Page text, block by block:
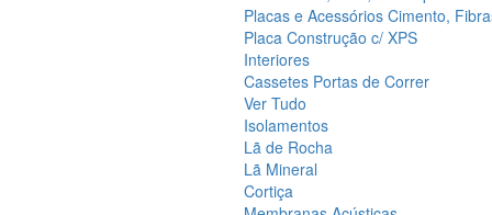
Placas e Acessórios Cimento,
Placa Construção c/ XPS
Interiores
Cassetes Portas de Correr
Ver Tudo
Isolamentos
Lã de Rocha
Lã Mineral
Cortiça